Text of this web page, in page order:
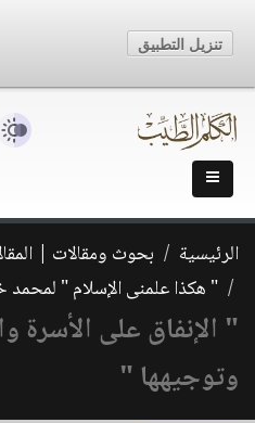
الرئيسية بحوث ومقالات |
" هكذا علمنى الإسلام "
" الإنفاق على الأسرة
وتوجيهها "
تنزيل التطبيق